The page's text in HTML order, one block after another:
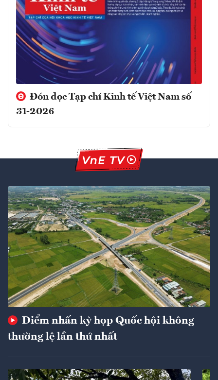
Đón đọc Tạp chí Kinh tế Việt Nam số
31-2026
Điểm nhấn kỳ họp Quốc hội không
thường lệ lần thứ nhất